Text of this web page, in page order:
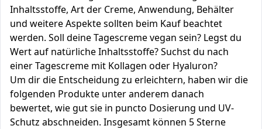
Inhaltsstoffe, Art der Creme, Anwendung, Behälter
und weitere Aspekte sollten beim Kauf beachtet
werden. Soll deine Tagescreme vegan sein? Legst du
Wert auf natürliche Inhaltsstoffe? Suchst du nach
einer Tagescreme mit Kollagen oder Hyaluron?
Um dir die Entscheidung zu erleichtern, haben wir die
folgenden Produkte unter anderem danach
bewertet, wie gut sie in puncto Dosierung und UV-
Schutz abschneiden. Insgesamt können 5 Sterne